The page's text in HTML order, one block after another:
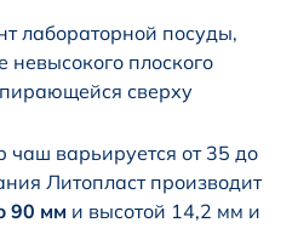
лабораторной посуды,
плоского
сверху
варьируется от 35 до
Литопласт производит
90 мм и высотой 14,2 мм и